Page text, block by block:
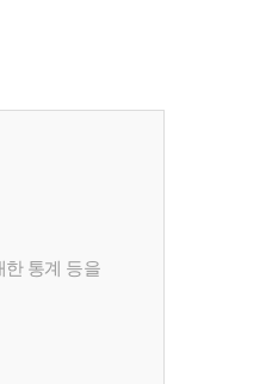
한 통계 등을